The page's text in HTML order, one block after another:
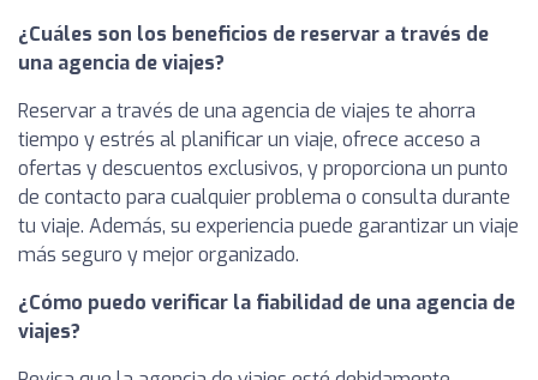
¿Cuáles son los beneficios de reservar a través de
una agencia de viajes?
Reservar a través de una agencia de viajes te ahorra
tiempo y estrés al planificar un viaje, ofrece acceso a
ofertas y descuentos exclusivos, y proporciona un punto
de contacto para cualquier problema o consulta durante
tu viaje. Además, su experiencia puede garantizar un viaje
más seguro y mejor organizado.
¿Cómo puedo verificar la fiabilidad de una agencia de
viajes?